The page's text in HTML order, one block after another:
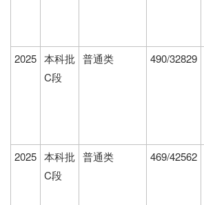
2025 本科批
C段
普通类 490/32829
2025 本科批
C段
普通类 469/42562